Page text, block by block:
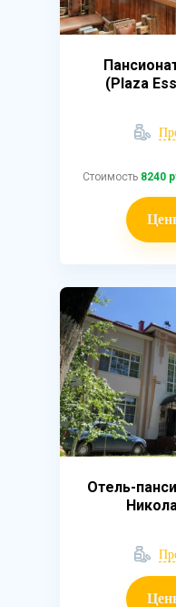
(Plaza
Стоимость 8240
Отель-